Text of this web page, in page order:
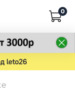
0
leto26